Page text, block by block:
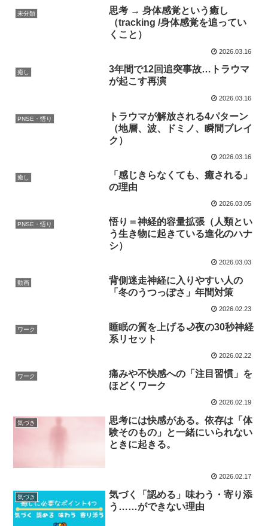
未分類
思考 → 身体感覚という癒し
（tracking /身体感覚を追ってい
くこと）
2026.03.16
癒し
3年間で12回追突事故…トラウマ
が起こす再演
2026.03.16
PNSE・悟り
トラウマが解放される4パターン
（地層、波、ドミノ、瞬間ブレイ
ク）
2026.03.16
癒し
「感じきらなくても、癒される」
の理由
2026.03.05
PNSE・悟り
悟り＝神経的容量拡張（人類とい
う生き物に起きている進化のハナ
シ）
2026.03.03
動画
背側迷走神経に入りやすい人の
「冬のうつっぽさ」年間対策
2026.02.23
ワーク
睡眠の質を上げる🌙夜の30秒神経
系リセット
2026.02.22
ワーク
痛みや不快感への「注目習慣」を
ほどくワーク
2026.02.19
気づき
思考には快感がある。依存は「体
験そのもの」と一緒にいられない
ときに起きる。
2026.02.17
気づき
気づく「認める」味わう・寄り添
う……ができない理由